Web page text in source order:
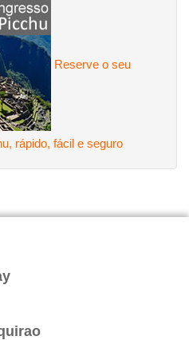
Reserve o seu
rápido, fácil e seguro